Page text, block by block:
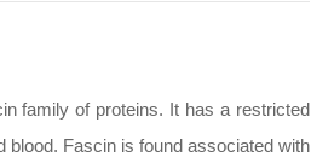
family of proteins. It has a restricted
blood. Fascin is found associated with